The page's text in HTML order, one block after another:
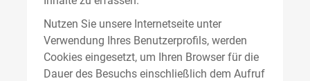
Nutzen Sie unsere Internetseite unter
Verwendung Ihres Benutzerprofils, werden
Cookies eingesetzt, um Ihren Browser für die
Dauer des Besuchs einschließlich dem Aufruf